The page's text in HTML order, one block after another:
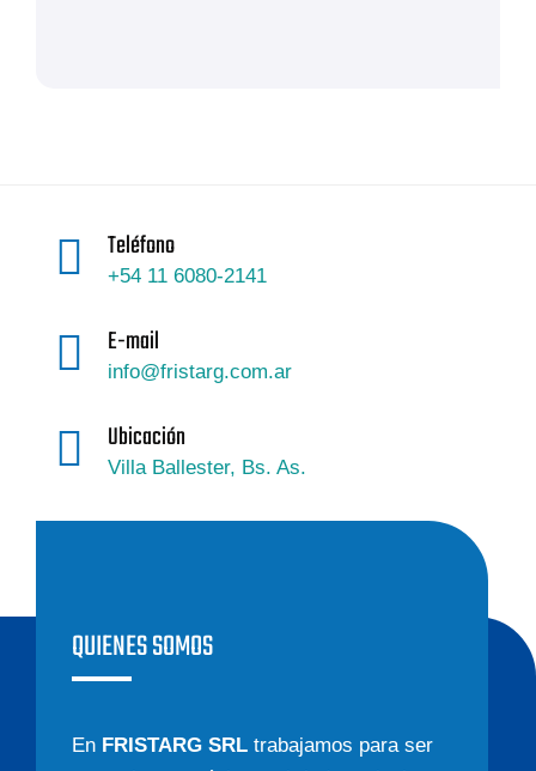
Teléfono
+54 11 6080-2141
E-mail
info@fristarg.com.ar
Ubicación
Villa Ballester, Bs. As.
QUIENES SOMOS
En FRISTARG SRL trabajamos para ser